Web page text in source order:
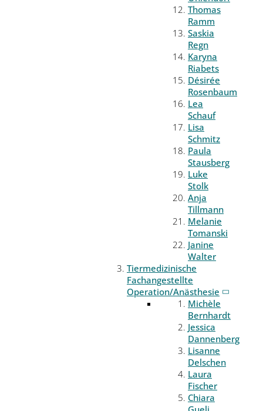
Thomas
Ramm
Saskia
Regn
Karyna
Riabets
Désirée
Rosenbaum
Lea
Schauf
Lisa
Schmitz
Paula
Stausberg
Luke
Stolk
Anja
Tillmann
Melanie
Tomanski
Janine
Walter
Tiermedizinische
Fachangestellte
Operation/Anästhesie
Michèle
Bernhardt
Jessica
Dannenberg
Lisanne
Delschen
Laura
Fischer
Chiara